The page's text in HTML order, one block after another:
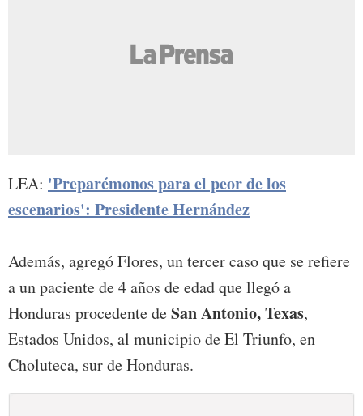
LEA: 'Preparémonos para el peor de los
escenarios': Presidente Hernández
Además, agregó Flores, un tercer caso que se refiere
a un paciente de 4 años de edad que llegó a
Honduras procedente deSan Antonio, Texas,
Estados Unidos, al municipio de El Triunfo, en
Choluteca, sur de Honduras.